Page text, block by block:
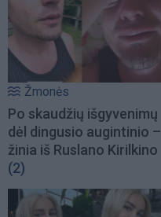
Žmonės
Po skaudžių išgyvenimų
dėl dingusio augintinio –
žinia iš Ruslano Kirilkino
(2)